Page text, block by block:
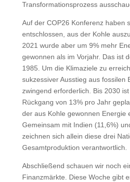
Transformationsprozess
Auf der COP26 Konferenz haben
entschlossen, aus der Kohle
2021 wurde aber um 9% mehr
gewonnen als im Vorjahr. Das ist
1985. Um die Klimaziele zu
sukzessiver Ausstieg aus fossilen
zwingend erforderlich. Bis 2030
Rückgang von 13% pro Jahr
der aus Kohle gewonnen Energie
Gemeinsam mit Indien (11,6%)
zeichnen sich allein diese drei
Gesamtproduktion verantwortlich.
Abschließend schauen wir noch
Finanzmärkte. Diese Woche gibt